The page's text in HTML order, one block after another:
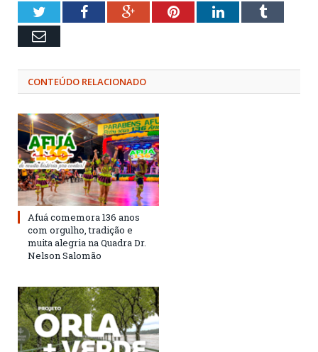
TwitterFacebookGoogle+PinterestLinkedInTumblr
Email
CONTEÚDO RELACIONADO
Afuá comemora 136 anos
com orgulho, tradição e
muita alegria na Quadra Dr.
Nelson Salomão